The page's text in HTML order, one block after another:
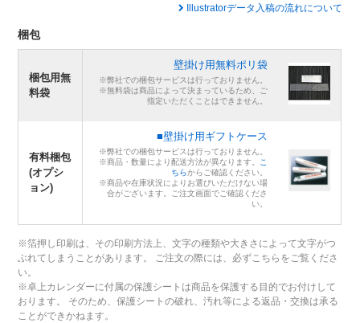
Illustratorデータ入稿の流れについて
梱包
梱包用無
料袋
壁掛け用無料ポリ袋
※弊社での梱包サービスは行っておりません。
※無料袋は商品によって決まっているため、ご
指定いただくことはできません。
有料梱包
(オプシ
ョン)
■壁掛け用ギフトケース
※弊社での梱包サービスは行っておりません。
※商品・数量により配送方法が異なります。 こ
ちらからご確認ください。
※商品や在庫状況によりお選びいただけない場
合がございます。ご注文画面でご確認くださ
い。
※箔押し印刷は、その印刷方法上、文字の種類や大きさによって文字がつ
ぶれてしまうことがあります。 ご注文の際には、必ずこちらをご覧くださ
い。
※卓上カレンダーに付属の保護シートは商品を保護する目的でお付けして
おります。 そのため、保護シートの破れ、汚れ等による返品・交換は承る
ことができかねます。